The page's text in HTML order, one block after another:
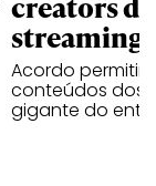
streaming
Acordo
conteúdos dos
gigante do